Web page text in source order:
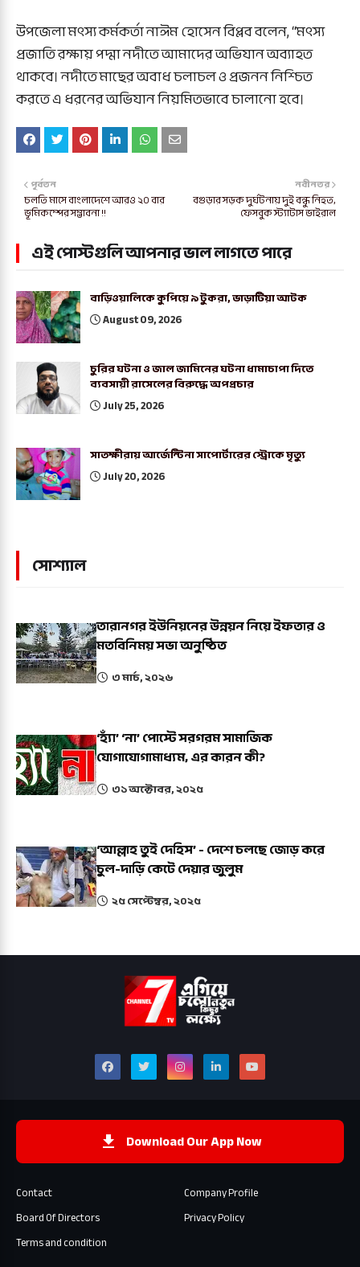
উপজেলা মৎস্য কর্মকর্তা নাঈম হোসেন বিপ্লব বলেন, “মৎস্য
প্রজাতি রক্ষায় পদ্মা নদীতে আমাদের অভিযান অব্যাহত
থাকবে। নদীতে মাছের অবাধ চলাচল ও প্রজনন নিশ্চিত
করতে এ ধরনের অভিযান নিয়মিতভাবে চালানো হবে।
নবীনতর
বগুড়ার সড়ক দুর্ঘটনায় দুই বন্ধু নিহত,
ফেসবুক স্ট্যাটাস ভাইরাল
পূর্বতন
চলতি মাসে বাংলাদেশে আরও ২০ বার
ভূমিকম্পের সম্ভাবনা !!
এই পোস্টগুলি আপনার ভাল লাগতে পারে
বাড়িওয়ালিকে কুপিয়ে ৯ টুকরা, ভাড়াটিয়া আটক
August 09, 2026
চুরির ঘটনা ও জাল জামিনের ঘটনা ধামাচাপা দিতে
ব্যবসায়ী রাসেলের বিরুদ্ধে অপপ্রচার
July 25, 2026
সাতক্ষীরায় আর্জেন্টিনা সাপোর্টারের স্ট্রোকে মৃত্যু
July 20, 2026
সোশ্যাল
তারানগর ইউনিয়নের উন্নয়ন নিয়ে ইফতার ও
মতবিনিময় সভা অনুষ্ঠিত
৩ মার্চ, ২০২৬
‘হ্যাঁ’ ‘না’ পোস্টে সরগরম সামাজিক
যোগাযোগামাধ্যম, এর কারন কী?
৩১ অক্টোবর, ২০২৫
‘আল্লাহ তুই দেহিস’ - দেশে চলছে জোড় করে
চুল-দাড়ি কেটে দেয়ার জুলুম
২৫ সেপ্টেম্বর, ২০২৫
Download Our App Now
Contact
Company Profile
Board Of Directors
Privacy Policy
Terms and condition